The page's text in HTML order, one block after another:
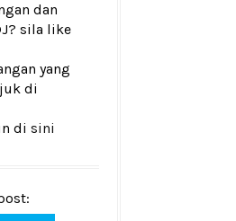
dan
sila like
yang
di
di sini